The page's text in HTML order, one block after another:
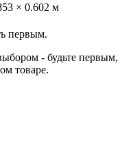
× 0.602 м
первым.
- будьте первым,
товаре.